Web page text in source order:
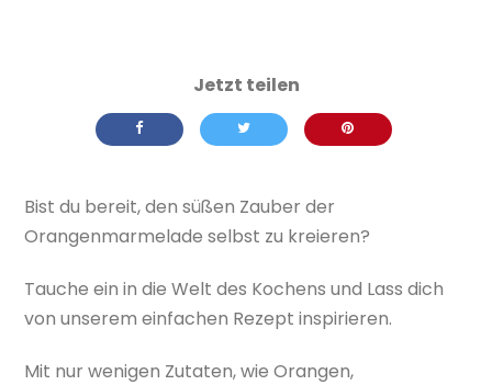
Bist du bereit, den süßen Zauber der
Orangenmarmelade selbst zu kreieren?
Tauche ein in die Welt des Kochens und Lass dich
von unserem einfachen Rezept inspirieren.
Mit nur wenigen Zutaten, wie Orangen,